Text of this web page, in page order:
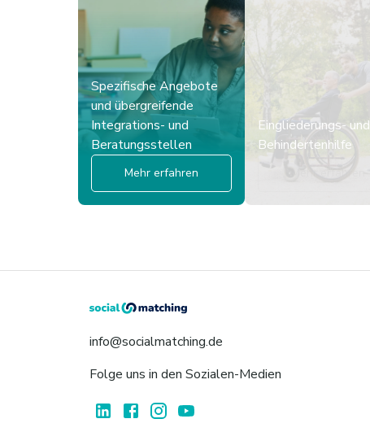
Spezifische Angebote
und übergreifende
Integrations- und
Beratungsstellen
Mehr erfahren
Eingliederungs- und
Behindertenhilfe
info@socialmatching.de
Folge uns in den Sozialen-Medien